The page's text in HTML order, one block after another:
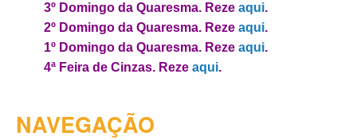
3º Domingo da Quaresma. Reze aqui.
2º Domingo da Quaresma. Reze aqui.
1º Domingo da Quaresma. Reze aqui.
4ª Feira de Cinzas. Reze aqui.
NAVEGAÇÃO